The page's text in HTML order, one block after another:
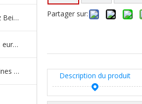
Série de camions North Benz Beiben
Série de camions américains, européens et japonais
Pièces de rechange de machines d'ingénierie de camion minier
Partager sur:
Description du produit